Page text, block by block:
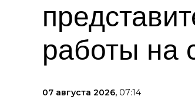
работы на
07 августа 2026, 07:14